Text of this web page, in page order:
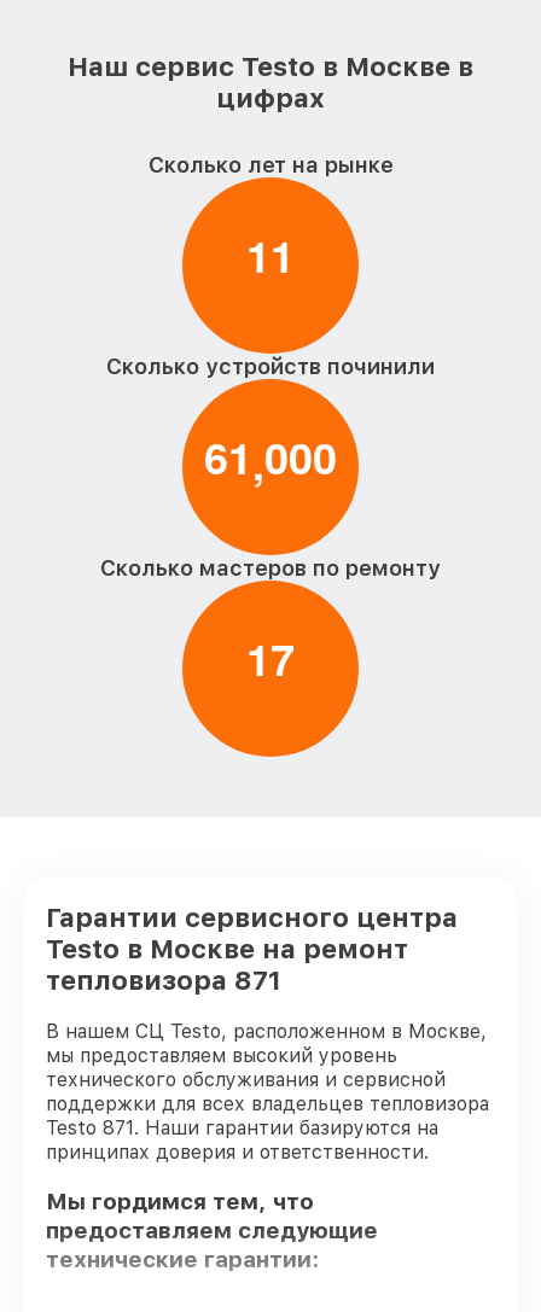
Наш сервис Testo в Москве в
цифрах
Сколько лет на рынке
11
Сколько устройств починили
61,000
Сколько мастеров по ремонту
17
Гарантии сервисного центра
Testo в Москве на ремонт
тепловизора 871
В нашем СЦ Testo, расположенном в Москве,
мы предоставляем высокий уровень
технического обслуживания и сервисной
поддержки для всех владельцев тепловизора
Testo 871. Наши гарантии базируются на
принципах доверия и ответственности.
Мы гордимся тем, что
предоставляем следующие
технические гарантии: